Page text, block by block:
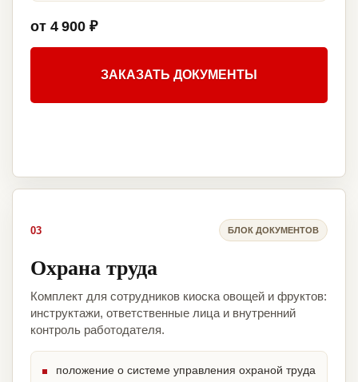
от 4 900 ₽
ЗАКАЗАТЬ ДОКУМЕНТЫ
03 БЛОК ДОКУМЕНТОВ
Охрана труда
Комплект для сотрудников киоска овощей и фруктов:
инструктажи, ответственные лица и внутренний
контроль работодателя.
положение о системе управления охраной труда